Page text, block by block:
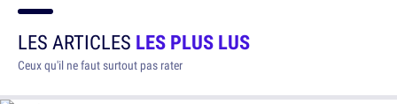
LES ARTICLES LES PLUS LUS
Ceux qu'il ne faut surtout pas rater